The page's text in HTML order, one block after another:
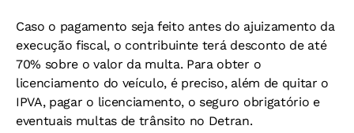
Caso o pagamento seja feito antes do ajuizamento da
execução fiscal, o contribuinte terá desconto de até
70% sobre o valor da multa. Para obter o
licenciamento do veículo, é preciso, além de quitar o
IPVA, pagar o licenciamento, o seguro obrigatório e
eventuais multas de trânsito no Detran.